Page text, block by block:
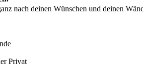
nach deinen Wünschen und deinen
Privat